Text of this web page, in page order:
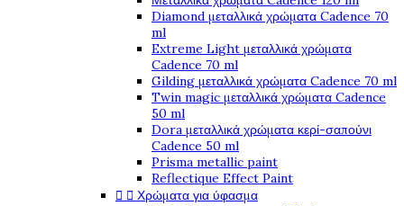
Diamond μεταλλικά χρώματα Cadence 70
ml
Extreme Light μεταλλικά χρώματα
Cadence 70 ml
Gilding μεταλλικά χρώματα Cadence 70 ml
Twin magic μεταλλικά χρώματα Cadence
50 ml
Dora μεταλλικά χρώματα κερί-σαπούνι
Cadence 50 ml
Prisma metallic paint
Reflectique Effect Paint
  Χρώματα για ύφασμα